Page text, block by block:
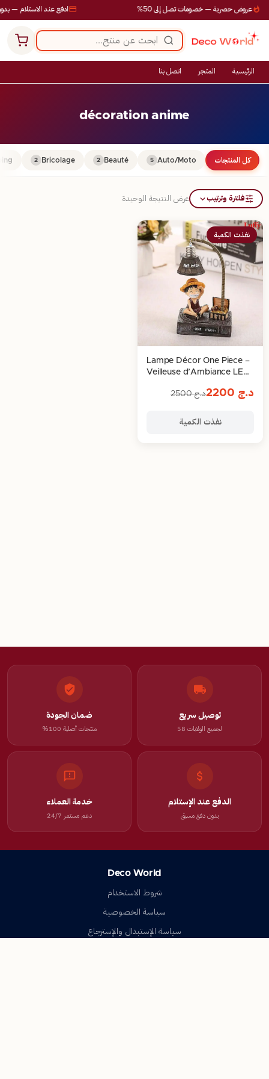
ادفع عند الاستلام — عروض حصرية — خصومات تصل إلى 50%
الرئيسية المتجر اتصل بنا
décoration anime
كل المنتجات Auto/Moto
5
Beauté
2
Bricolage
2
فلترة وترتيب عرض النتيجة الوحيدة
نفذت الكمية
Lampe Décor One Piece –
Veilleuse d’Ambiance LED
د.ج د.ج2500
نفذت الكمية
توصيل سريع
لجميع الولايات 58
ضمان الجودة
منتجات أصلية 100%
الدفع عند الإستلام
بدون دفع مسبق
خدمة العملاء
دعم مستمر 24/7
Deco World
شروط الاستخدام
سياسة الخصوصية
سياسة الإستبدال والإسترجاع